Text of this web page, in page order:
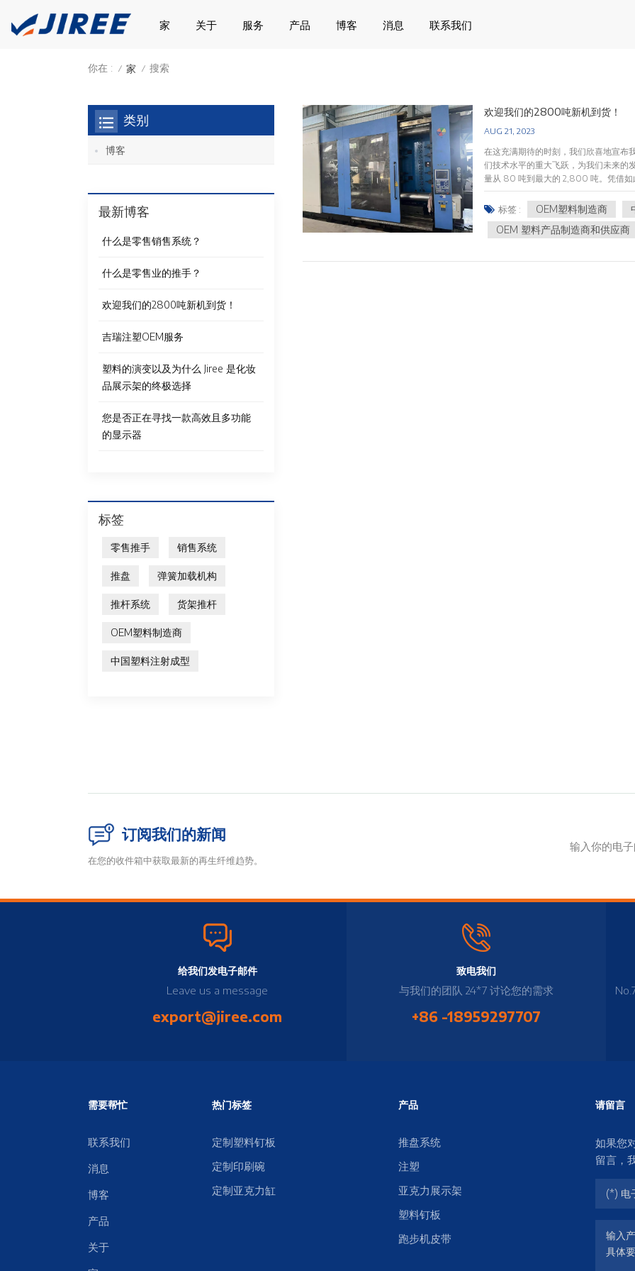
家 关于 服务 产品 博客 消息 联系我们
你在 : / 家 / 搜索
欢迎我们的2800吨新机到货！
AUG 21, 2023
在这充满期待的时刻，我们欣喜地宣
们技术水平的重大飞跃，为我们未来的
量从 80 吨到最大的 2,800 吨。凭借如
们最大的机器可以处理长达 2.4 米的尺
拥有适合该工作的机器。在未来的日子
和服务。愿这台全新的2800吨机器为
标签 : OEM塑料制造商
OEM 塑料产品制造商和供应商
类别
博客
最新博客
什么是零售销售系统？
什么是零售业的推手？
欢迎我们的2800吨新机到货！
吉瑞注塑OEM服务
塑料的演变以及为什么 Jiree 是化妆
品展示架的终极选择
您是否正在寻找一款高效且多功能
的显示器
标签
零售推手 销售系统
推盘 弹簧加载机构
推杆系统 货架推杆
OEM塑料制造商
中国塑料注射成型
订阅我们的新闻
在您的收件箱中获取最新的再生纤维趋势。
给我们发电子邮件
Leave us a message
export@jiree.com
致电我们
与我们的团队 24*7 讨论您的需求
+86 -18959297707
需要帮忙
联系我们
消息
博客
产品
关于
热门标签
定制塑料钉板
定制印刷碗
定制亚克力缸
产品
推盘系统
注塑
亚克力展示架
塑料钉板
跑步机皮带
请留言
如果您
留言，